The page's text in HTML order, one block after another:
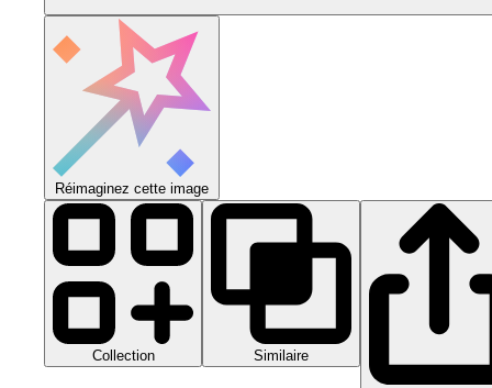
Réimaginez cette image
Collection Similaire